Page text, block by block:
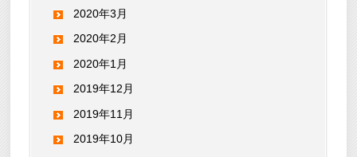
2020年3月
2020年2月
2020年1月
2019年12月
2019年11月
2019年10月